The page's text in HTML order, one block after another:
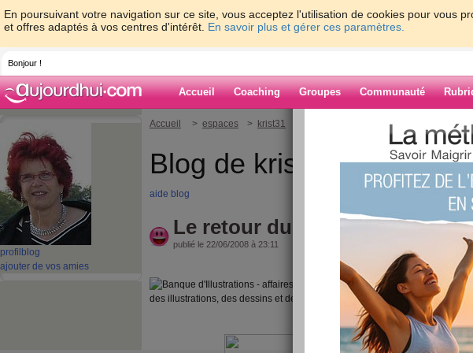
En poursuivant votre navigation sur ce site, vous acceptez l'utilisation de cookies pour vous
et offres adaptés à vos centres d'intérêt. En savoir plus et gérer ces paramètres.
Bonjour !
Accueil Coaching Groupes Communauté
profil blog
ajouter de vos amies
Accueil > espaces > krist31 > Le retour du gros n'avion .....
Blog de krist31
aide blog
Le retour du gros n'avion .....
publié le 22/06/2008 à 23:11